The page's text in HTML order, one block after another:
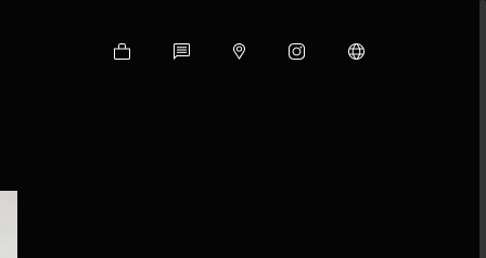
Shop Contact
Google
Instagram Language